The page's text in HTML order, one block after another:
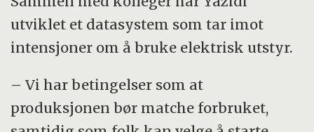
utviklet et datasystem som tar imot
intensjoner om å bruke elektrisk utstyr.
– Vi har betingelser som at
produksjonen bør matche forbruket,